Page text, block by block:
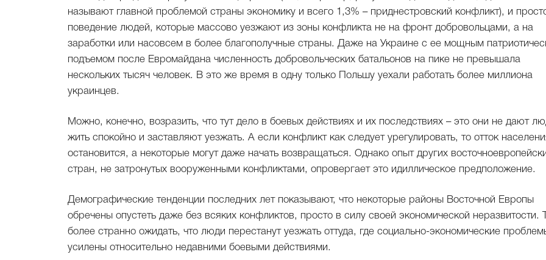
называют главной проблемой страны экономику и всего 1,3% – приднестровский конфликт), и
поведение людей, которые массово уезжают из зоны конфликта не на фронт добровольцами, а на
заработки или насовсем в более благополучные страны. Даже на Украине с ее мощным
подъемом после Евромайдана численность добровольческих батальонов на пике не превышала
нескольких тысяч человек. В это же время в одну только Польшу уехали работать более миллиона
украинцев.
Можно, конечно, возразить, что тут дело в боевых действиях и их последствиях – это они не дают
жить спокойно и заставляют уезжать. А если конфликт как следует урегулировать, то отток
остановится, а некоторые могут даже начать возвращаться. Однако опыт других
стран, не затронутых вооруженными конфликтами, опровергает это идиллическое предположение.
Демографические тенденции последних лет показывают, что некоторые районы Восточной Европы
обречены опустеть даже без всяких конфликтов, просто в силу своей экономической неразвитости.
более странно ожидать, что люди перестанут уезжать оттуда, где социально-экономические
усилены относительно недавними боевыми действиями.